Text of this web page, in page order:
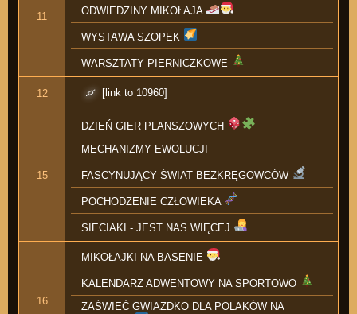
11 ODWIEDZINY MIKOŁAJA
WYSTAWA SZOPEK
WARSZTATY PIERNICZKOWE
12 [link to 10960]
15
DZIEŃ GIER PLANSZOWYCH
MECHANIZMY EWOLUCJI
FASCYNUJĄCY ŚWIAT BEZKRĘGOWCÓW
POCHODZENIE CZŁOWIEKA
SIECIAKI - JEST NAS WIĘCEJ
16
MIKOŁAJKI NA BASENIE
KALENDARZ ADWENTOWY NA SPORTOWO
ZAŚWIEĆ GWIAZDKO DLA POLAKÓW NA